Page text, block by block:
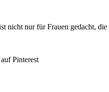
nicht nur für Frauen gedacht,
Pinterest